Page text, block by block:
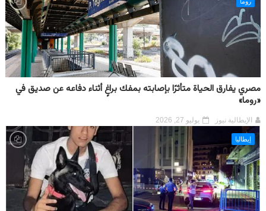
روما
مصري يفارق الحياة متأثرًا بإصابته بمفك براغٍ أثناء دفاعه عن صديق في
«روما»
الإيطالية نيوز يوليو 27, 2026
إيطاليا